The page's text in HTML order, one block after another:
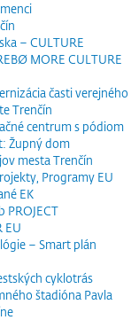
– CULTURE
MORE CULTURE
časti verejného
Trenčín
centrum s pódiom
Župný dom
mesta Trenčín
Programy EU
EK
PROJECT
EU
– Smart plán
cyklotrás
štadióna Pavla